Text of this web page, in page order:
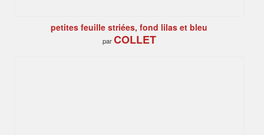
petites feuille striées, fond lilas et bleu
parCOLLET